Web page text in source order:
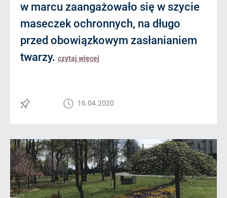
w marcu zaangażowało się w szycie
maseczek ochronnych, na długo
przed obowiązkowym zasłanianiem
twarzy. czytaj więcej
16.04.2020